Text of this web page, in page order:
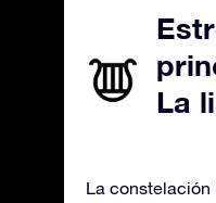
La
La constelación